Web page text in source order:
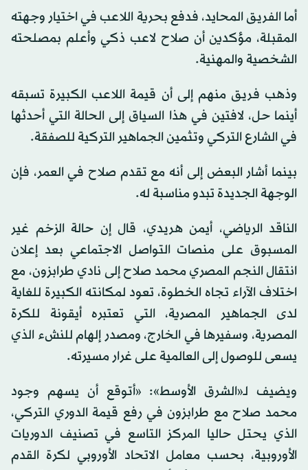
أما الفريق المحايد، فدفع بحرية اللاعب في اختيار وجهته
المقبلة، مؤكدين أن صلاح لاعب ذكي وأعلم بمصلحته
الشخصية والمهنية.
وذهب فريق منهم إلى أن قيمة اللاعب الكبيرة تسبقه
أينما حل، لافتين في هذا السياق إلى الحالة التي أحدثها
في الشارع التركي وتثمين الجماهير التركية للصفقة.
بينما أشار البعض إلى أنه مع تقدم صلاح في العمر، فإن
الوجهة الجديدة تبدو مناسبة له.
الناقد الرياضي، أيمن هريدي، قال إن حالة الزخم غير
المسبوق على منصات التواصل الاجتماعي بعد إعلان
انتقال النجم المصري محمد صلاح إلى نادي طرابزون، مع
اختلاف الآراء تجاه الخطوة، تعود لمكانته الكبيرة للغاية
لدى الجماهير المصرية، التي تعتبره أيقونة للكرة
المصرية، وسفيرها في الخارج، ومصدر إلهام للنشء الذي
يسعى للوصول إلى العالمية على غرار مسيرته.
ويضيف لـ«الشرق الأوسط»: «أتوقع أن يسهم وجود
محمد صلاح مع طرابزون في رفع قيمة الدوري التركي،
الذي يحتل حاليا المركز التاسع في تصنيف الدوريات
الأوروبية، بحسب معامل الاتحاد الأوروبي لكرة القدم